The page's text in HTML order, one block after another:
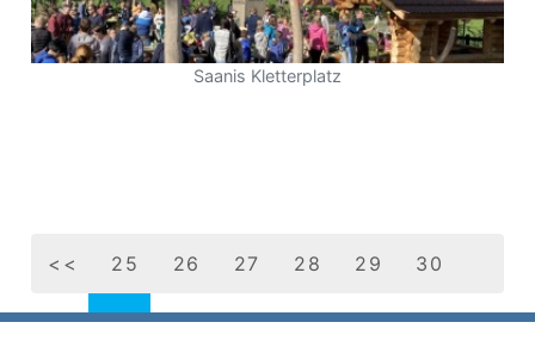
Saanis Kletterplatz
<< 25 26 27 28 29 30
31 32 33 34 35 36 37